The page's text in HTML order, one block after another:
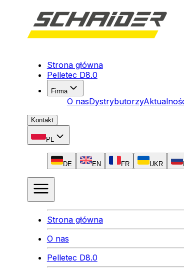
Strona główna
Pelletec D8.0
Firma
O nasDystrybutorzy
Kontakt
PL
DE EN FR UKR
Strona główna
O nas
Pelletec D8.0